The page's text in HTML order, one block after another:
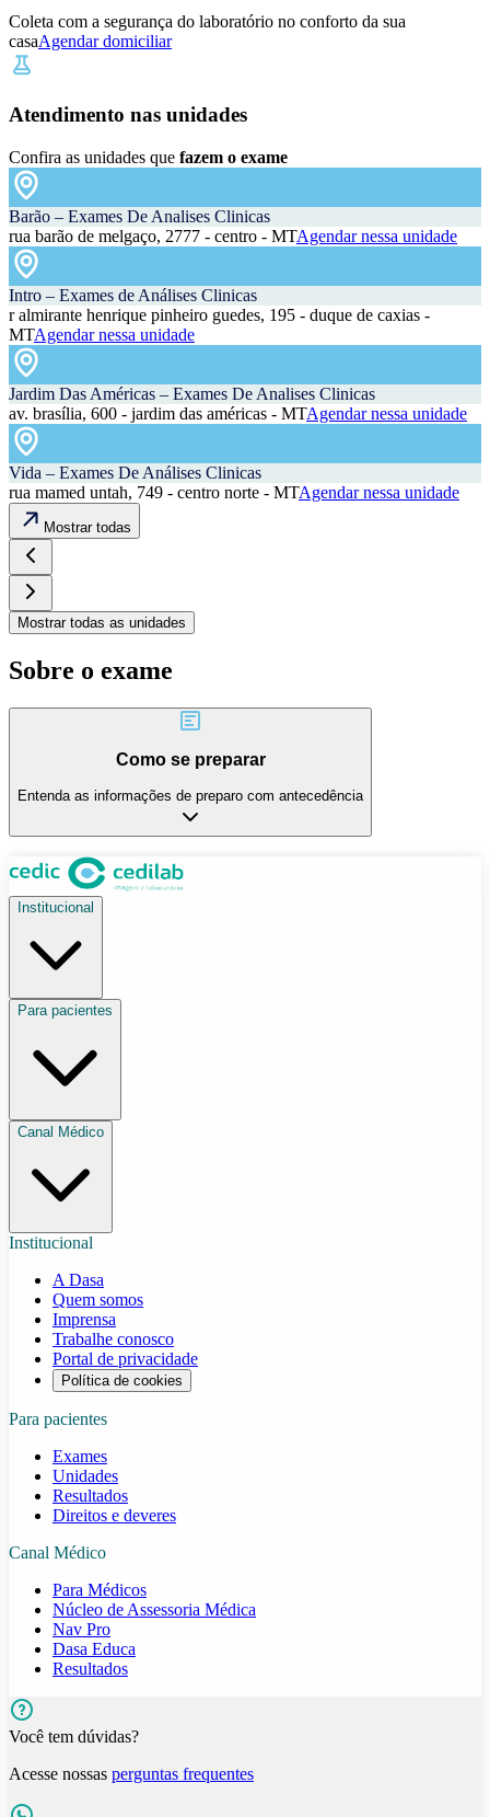
Coleta com a segurança do laboratório no conforto da sua
casaAgendar domiciliar
Atendimento nas unidades
Confira as unidades que fazem o exame
Barão – Exames De Analises Clinicas
rua barão de melgaço, 2777 - centro - MTAgendar nessa unidade
Intro – Exames de Análises Clinicas
r almirante henrique pinheiro guedes, 195 - duque de caxias -
MTAgendar nessa unidade
Jardim Das Américas – Exames De Analises Clinicas
av. brasília, 600 - jardim das américas - MTAgendar nessa unidade
Vida – Exames De Análises Clinicas
rua mamed untah, 749 - centro norte - MTAgendar nessa unidade
Mostrar todas
Mostrar todas as unidades
Sobre o exame
Como se preparar
Entenda as informações de preparo com antecedência
Institucional
Para pacientes
Canal Médico
Institucional
A Dasa
Quem somos
Imprensa
Trabalhe conosco
Portal de privacidade
Política de cookies
Para pacientes
Exames
Unidades
Resultados
Direitos e deveres
Canal Médico
Para Médicos
Núcleo de Assessoria Médica
Nav Pro
Dasa Educa
Resultados
Você tem dúvidas?
Acesse nossas perguntas frequentes